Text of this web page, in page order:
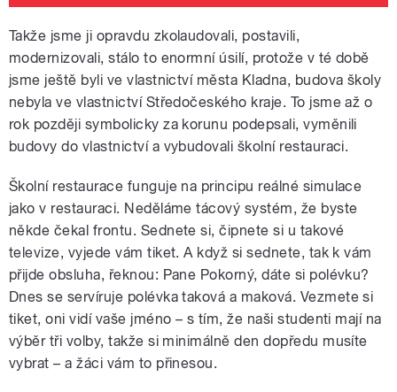
Takže jsme ji opravdu zkolaudovali, postavili,
modernizovali, stálo to enormní úsilí, protože v té době
jsme ještě byli ve vlastnictví města Kladna, budova školy
nebyla ve vlastnictví Středočeského kraje. To jsme až o
rok později symbolicky za korunu podepsali, vyměnili
budovy do vlastnictví a vybudovali školní restauraci.
Školní restaurace funguje na principu reálné simulace
jako v restauraci. Neděláme tácový systém, že byste
někde čekal frontu. Sednete si, čipnete si u takové
televize, vyjede vám tiket. A když si sednete, tak k vám
přijde obsluha, řeknou: Pane Pokorný, dáte si polévku?
Dnes se servíruje polévka taková a maková. Vezmete si
tiket, oni vidí vaše jméno – s tím, že naši studenti mají na
výběr tři volby, takže si minimálně den dopředu musíte
vybrat – a žáci vám to přinesou.